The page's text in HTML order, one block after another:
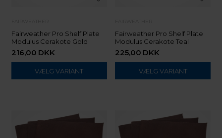
Fairweather Pro Shelf Plate
Modulus Cerakote Gold
216,00 DKK
VÆLG VARIANT
Fairweather Pro Shelf Plate
Modulus Cerakote Teal
225,00 DKK
VÆLG VARIANT